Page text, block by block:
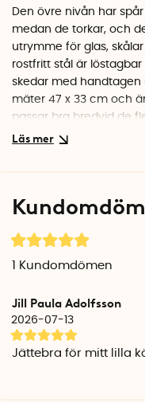
Den övre nivån har
medan de torkar, och
utrymme för glas,
rostfritt stål är
skedar med handtagen
mäter 47 x 33 cm och
passar bra bredvid de
Den silvriga ytan
Mått: 47 x 33 x 23 cm
Färg: Silver
Inkluderar: Bestickkorg
Kundomdömen
Jill Paula Adolfsson
2026-07-13
Jättebra för mitt lilla